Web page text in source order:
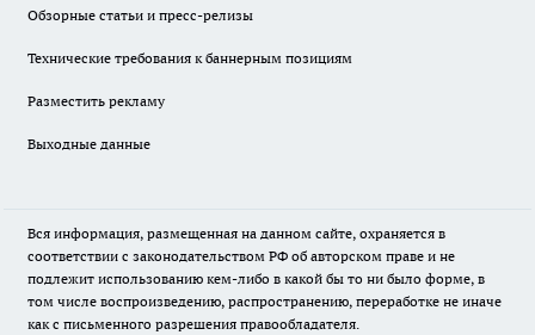
Обзорные статьи и пресс-релизы
Технические требования к баннерным позициям
Разместить рекламу
Выходные данные
Вся информация, размещенная на данном сайте, охраняется в
соответствии с законодательством РФ об авторском праве и не
подлежит использованию кем-либо в какой бы то ни было форме, в
том числе воспроизведению, распространению, переработке не иначе
как с письменного разрешения правообладателя.